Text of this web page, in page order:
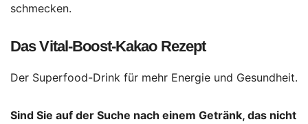
schmecken.
DasVital-Boost-Kakao Rezept
Der Superfood-Drink für mehr Energie und Gesundheit.
Sind Sie auf der Suche nach einem Getränk, das nicht